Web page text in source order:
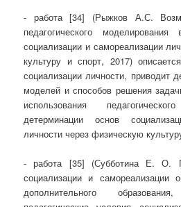
- работа [34] (Рыжков А.С.
педагогического
социализации и самореализации
культуру и спорт, 2017)
социализации личности, приводит
моделей и способов решения
использования
детерминации основ
личности через физическую
- работа [35] (Субботина Е. О.
социализации и самореализации
дополнительного